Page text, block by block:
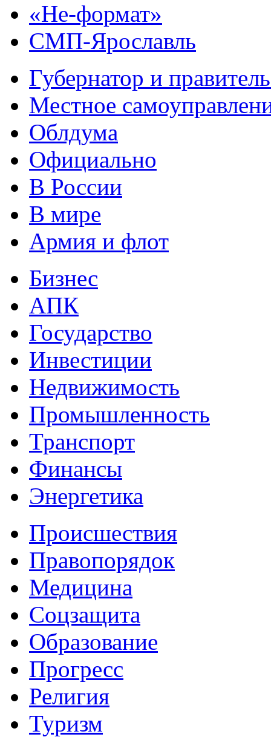
«Не-формат»
СМП-Ярославль
Губернатор и
Местное
Облдума
Официально
В России
В мире
Армия и флот
Бизнес
АПК
Государство
Инвестиции
Недвижимость
Промышленность
Транспорт
Финансы
Энергетика
Происшествия
Правопорядок
Медицина
Соцзащита
Образование
Прогресс
Религия
Туризм